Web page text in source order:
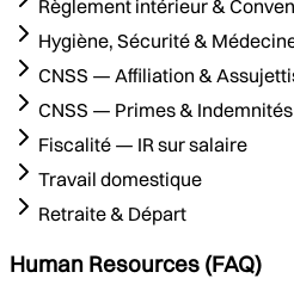
Règlement intérieur &
Hygiène, Sécurité &
CNSS — Affiliation &
CNSS — Primes &
Fiscalité — IR sur salaire
Travail domestique
Retraite & Départ
Human Resources (FAQ)